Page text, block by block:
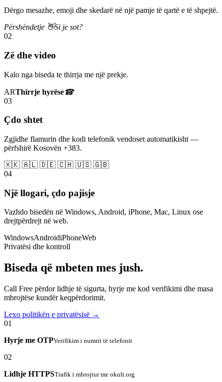
Dërgo mesazhe, emoji dhe skedarë në një pamje të qartë e të shpejtë.
Përshëndetje 👋Si je sot?
02
Zë dhe video
Kalo nga biseda te thirrja me një prekje.
ARThirrje hyrëse☎
03
Çdo shtet
Zgjidhe flamurin dhe kodi telefonik vendoset automatikisht —
përfshirë Kosovën +383.
🇽🇰 🇦🇱 🇩🇪 🇨🇭 🇺🇸 🇬🇧
04
Një llogari, çdo pajisje
Vazhdo bisedën në Windows, Android, iPhone, Mac, Linux ose
drejtpërdrejt në web.
WindowsAndroidiPhoneWeb
Privatësi dhe kontroll
Biseda që mbeten mes jush.
Call Free përdor lidhje të sigurta, hyrje me kod verifikimi dhe masa
mbrojtëse kundër keqpërdorimit.
Lexo politikën e privatësisë →
01
Hyrje me OTPVerifikim i numrit të telefonit
02
Lidhje HTTPSTrafik i mbrojtur me okult.org